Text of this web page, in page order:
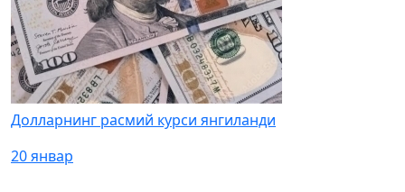
Долларнинг расмий курси янгиланди
20 январ